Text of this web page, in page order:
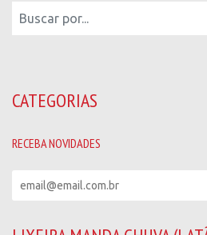
CATEGORIAS
RECEBA NOVIDADES